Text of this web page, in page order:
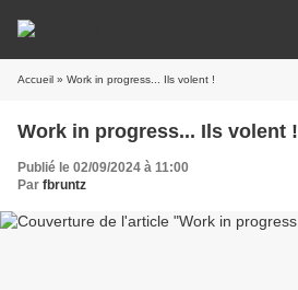
Accueil » Work in progress... Ils volent !
Work in progress... Ils volent !
Publié le 02/09/2024 à 11:00
Par fbruntz